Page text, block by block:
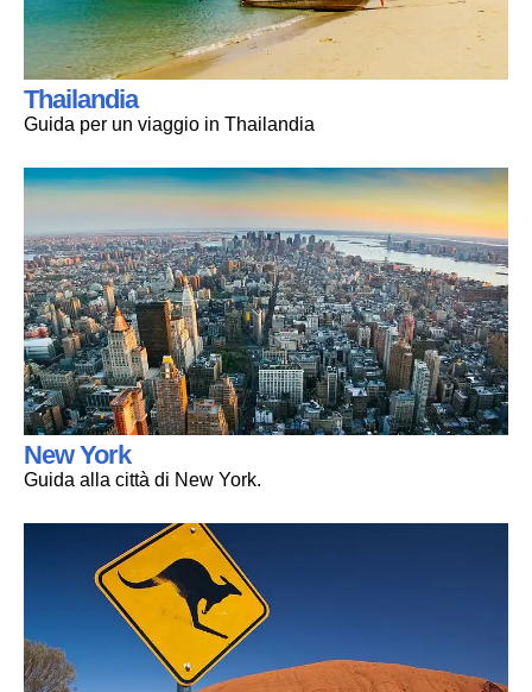
Thailandia
Guida per un viaggio in Thailandia
New York
Guida alla città di New York.